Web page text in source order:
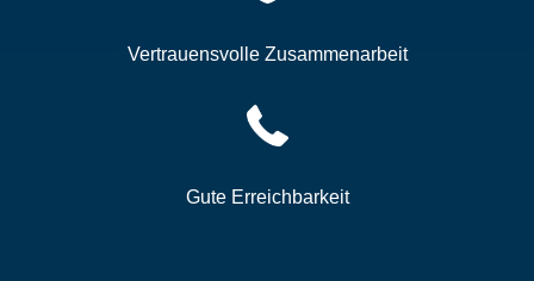
Vertrauensvolle Zusammenarbeit
Gute Erreichbarkeit